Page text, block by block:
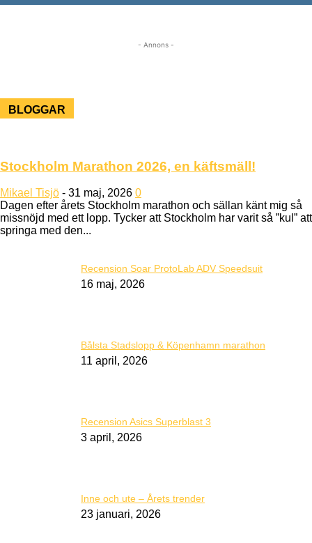
- Annons -
BLOGGAR
Stockholm Marathon 2026, en käftsmäll!
Mikael Tisjö - 31 maj, 2026 0
Dagen efter årets Stockholm marathon och sällan känt mig så
missnöjd med ett lopp. Tycker att Stockholm har varit så ”kul” att
springa med den...
Recension Soar ProtoLab ADV Speedsuit
16 maj, 2026
Bålsta Stadslopp & Köpenhamn marathon
11 april, 2026
Recension Asics Superblast 3
3 april, 2026
Inne och ute – Årets trender
23 januari, 2026